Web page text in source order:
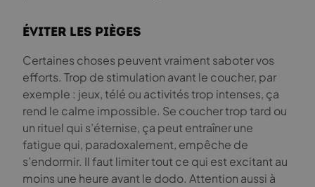
Éviter les pièges
Certaines choses peuvent vraiment saboter vos
efforts. Trop de stimulation avant le coucher, par
exemple : jeux, télé ou activités trop intenses, ça
rend le calme impossible. Se coucher trop tard ou
un rituel qui s’éternise, ça peut entraîner une
fatigue qui, paradoxalement, empêche de
s’endormir. Il faut limiter tout ce qui est excitant au
moins une heure avant le dodo. Attention aussi à